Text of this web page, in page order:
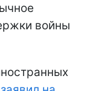
войны